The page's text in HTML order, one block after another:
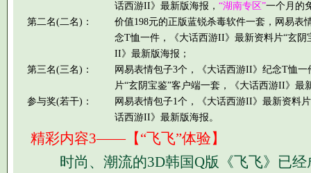
话西游II》最新版海报， “湖南专区”一个月的
第二名(二名)：
价值198元的正版蓝锐杀毒软件一套，网易表
念T恤一件，《大话西游II》最新资料片“玄阴
II》最新版海报；
第三名(三名)：
网易表情包子3个，《大话西游II》纪念T恤
片“玄阴宝鉴”客户端一套，《大话西游II》最
参与奖(若干)：
网易表情包子1个，《大话西游II》最新资料
话西游II》最新版海报。
精彩内容3——【“飞飞”体验】
时尚、潮流的3D韩国Q版《飞飞》已经